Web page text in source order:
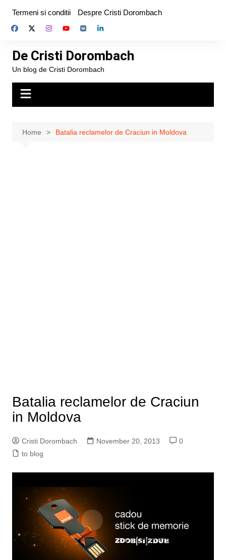
content
Termeni si conditii Despre Cristi Dorombach
De Cristi Dorombach
Un blog de Cristi Dorombach
Home Batalia reclamelor de Craciun in Moldova
Batalia reclamelor de Craciun
in Moldova
Cristi Dorombach November 20, 2013
0
to blog